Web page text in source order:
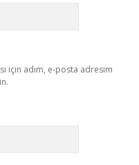
için adım, e-posta adresim